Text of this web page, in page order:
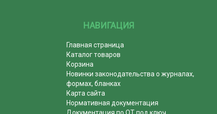
НАВИГАЦИЯ
Главная страница
Каталог товаров
Корзина
Новинки законодательства о журналах,
формах, бланках
Карта сайта
Нормативная документация
Документация по ОТ под ключ